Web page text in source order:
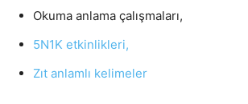
Okuma anlama çalışmaları,
5N1K etkinlikleri,
Zıt anlamlı kelimeler